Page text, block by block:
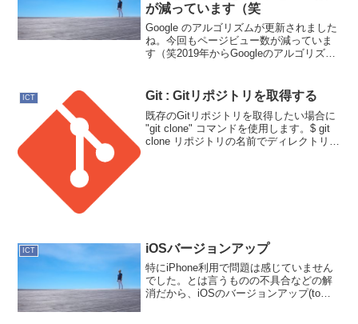
が減っています（笑
Google のアルゴリズムが更新されました
ね。今回もページビュー数が減っていま
す（笑2019年からGoogleのアルゴリズム
活して来たので、今回は静観です。曜日
変動など...
ICT Git : Gitリポジトリを取得する
既存のGitリポジトリを取得したい場合に
"git clone" コマンドを使用します。$ git
clone リポジトリの名前でディレクトリが
ICT iOSバージョンアップ
特にiPhone利用で問題は感じていません
でした。とは言うものの不具合などの解
消だから、iOSのバージョンアップ(to